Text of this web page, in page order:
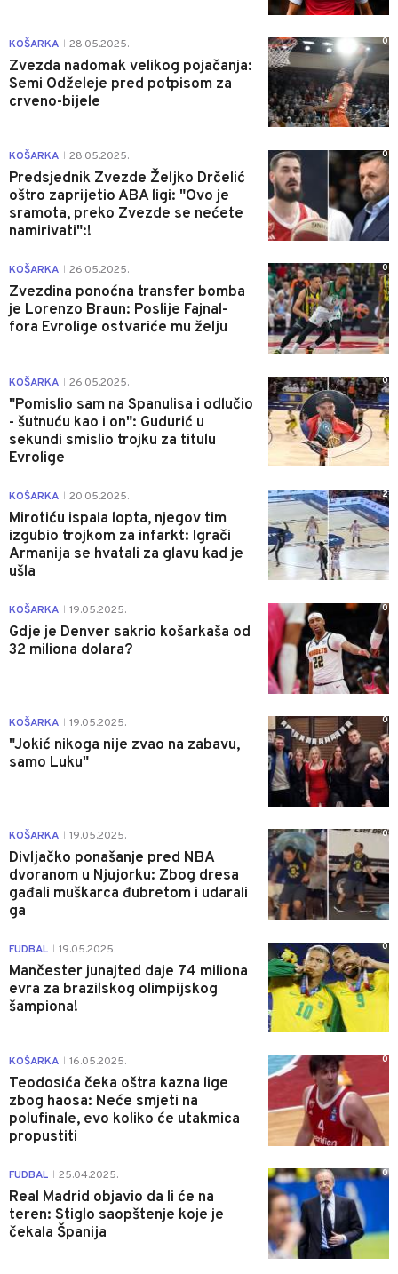
KOŠARKA 28.05.2025.
Zvezda nadomak velikog pojačanja:
Semi Odželeje pred potpisom za
crveno-bijele
0
KOŠARKA 28.05.2025.
Predsjednik Zvezde Željko Drčelić
oštro zaprijetio ABA ligi: "Ovo je
sramota, preko Zvezde se nećete
namirivati":!
0
KOŠARKA 26.05.2025.
Zvezdina ponoćna transfer bomba
je Lorenzo Braun: Poslije Fajnal-
fora Evrolige ostvariće mu želju
0
KOŠARKA 26.05.2025.
"Pomislio sam na Spanulisa i odlučio
- šutnuću kao i on": Gudurić u
sekundi smislio trojku za titulu
Evrolige
0
KOŠARKA 20.05.2025.
Mirotiću ispala lopta, njegov tim
izgubio trojkom za infarkt: Igrači
Armanija se hvatali za glavu kad je
ušla
2
KOŠARKA 19.05.2025.
Gdje je Denver sakrio košarkaša od
32 miliona dolara?
0
KOŠARKA 19.05.2025.
"Jokić nikoga nije zvao na zabavu,
samo Luku"
0
KOŠARKA 19.05.2025.
Divljačko ponašanje pred NBA
dvoranom u Njujorku: Zbog dresa
gađali muškarca đubretom i udarali
ga
0
FUDBAL 19.05.2025.
Mančester junajted daje 74 miliona
evra za brazilskog olimpijskog
šampiona!
0
KOŠARKA 16.05.2025.
Teodosića čeka oštra kazna lige
zbog haosa: Neće smjeti na
polufinale, evo koliko će utakmica
propustiti
0
FUDBAL 25.04.2025.
Real Madrid objavio da li će na
teren: Stiglo saopštenje koje je
čekala Španija
0